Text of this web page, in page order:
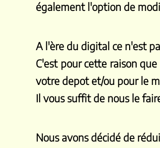
également l'option de
A l'ère du digital ce n'est
C'est pour cette raison
votre depot et/ou pour le
Il vous suffit de nous le
Nous avons décidé de